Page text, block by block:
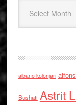
albano kolonjari
Bushati Astrit